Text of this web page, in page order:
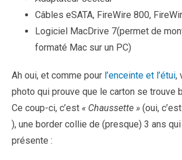
Câbles eSATA, FireWire 800,
Logiciel MacDrive 7(permet de
formaté Mac sur un PC)
Ah oui, et comme pour l’enceinte et l’étui,
photo qui prouve que le carton se trouve
Ce coup-ci, c’est « Chaussette » (oui,
), une border collie de (presque) 3 ans
présente :